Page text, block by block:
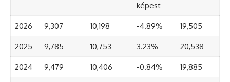
képest
2026 9,307 10,198 -4.89% 19,505
2025 9,785 10,753 3.23% 20,538
2024 9,479 10,406 -0.84% 19,885